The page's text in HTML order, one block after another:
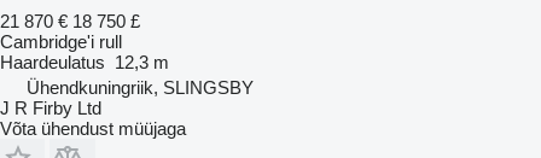
21 870 € 18 750 £
Cambridge'i rull
Haardeulatus 12,3 m
Ühendkuningriik, SLINGSBY
J R Firby Ltd
Võta ühendust müüjaga